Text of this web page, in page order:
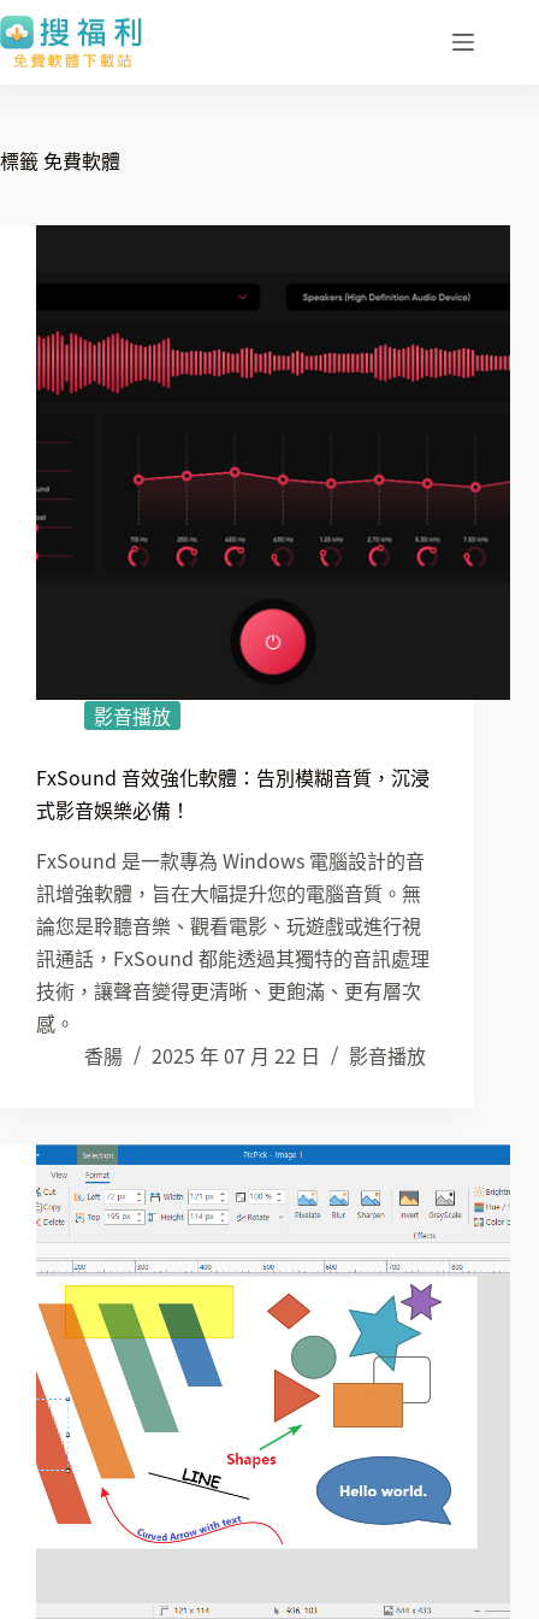
跳
至
內
容
標籤 免費軟體
影音播放
FxSound 音效強化軟體：告別模糊音質，沉浸
式影音娛樂必備！
FxSound 是一款專為 Windows 電腦設計的音
訊增強軟體，旨在大幅提升您的電腦音質。無
論您是聆聽音樂、觀看電影、玩遊戲或進行視
訊通話，FxSound 都能透過其獨特的音訊處理
技術，讓聲音變得更清晰、更飽滿、更有層次
感。
香腸
2025 年 07 月 22 日 影音播放